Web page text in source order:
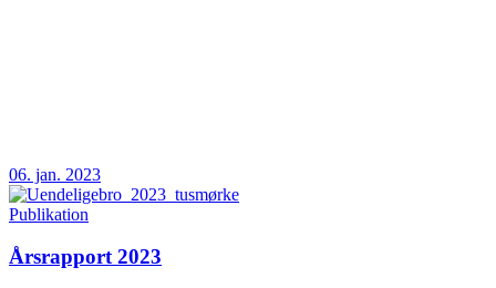
06. jan. 2023
Publikation
Årsrapport 2023